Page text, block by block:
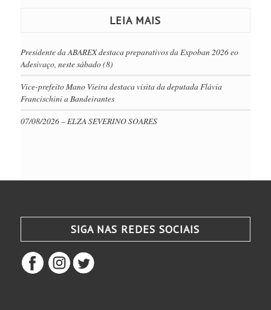
LEIA MAIS
Presidente da ABAREX destaca preparativos da Expoban 2026 eo
Adesivaço, neste sábado (8)
Vice-prefeito Mano Vieira destaca visita da deputada Flávia
Francischini a Bandeirantes
07/08/2026 – ELZA SEVERINO SOARES
SIGA NAS REDES SOCIAIS